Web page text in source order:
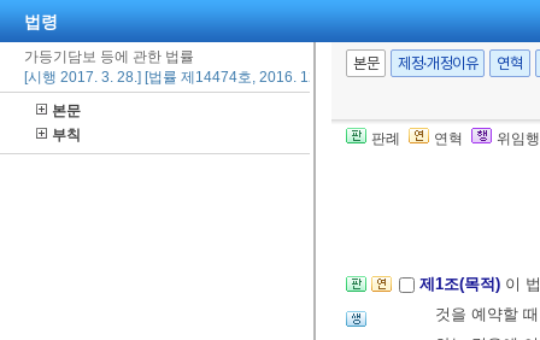
법령
가등기담보 등에 관한 법률
[시행 2017. 3. 28.] [법률 제14474호, 2016. 12. 27., 타법개정]
본문
부칙
본문 제정·개정이유 연혁
판례 연혁 위임
제1조(목적) 이
것을 예약할